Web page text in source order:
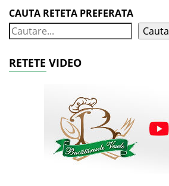
CAUTA RETETA PREFERATA
Cauta
RETETE VIDEO